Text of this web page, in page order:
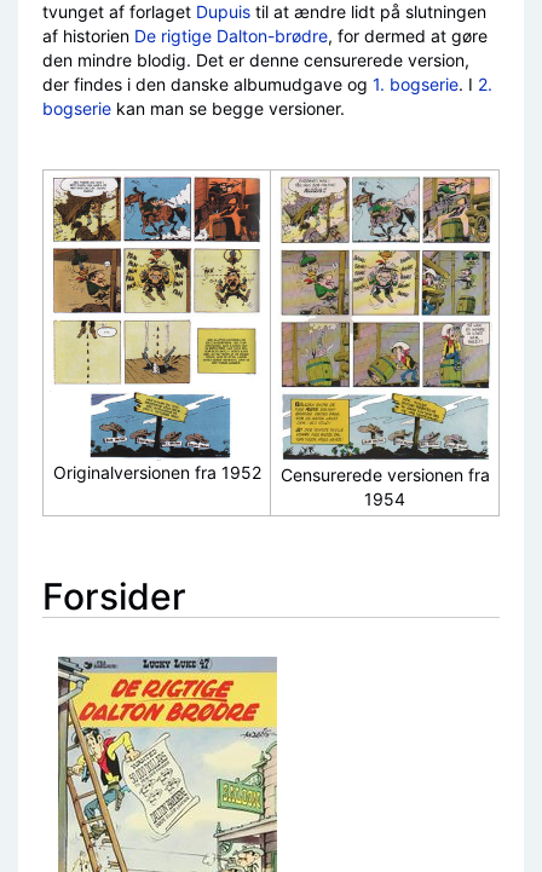
tvunget af forlaget Dupuis til at ændre lidt på slutningen
af historien De rigtige Dalton-brødre, for dermed at gøre
den mindre blodig. Det er denne censurerede version,
der findes i den danske albumudgave og 1. bogserie. I 2.
bogserie kan man se begge versioner.
Originalversionen fra 1952
Censurerede versionen fra
1954
Forsider